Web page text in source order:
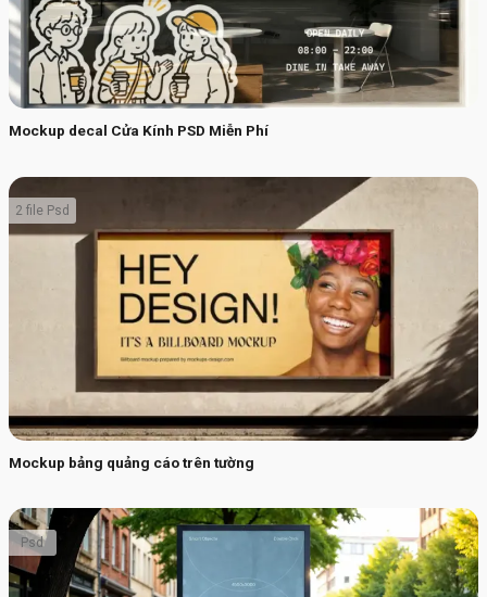
Mockup decal Cửa Kính PSD Miễn Phí
Mockup bảng quảng cáo trên tường
2 file Psd
Psd